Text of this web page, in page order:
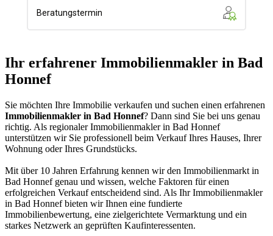
Ihr erfahrener Immobilien­makler in Bad
Honnef
Sie möchten Ihre Immobilie verkaufen und suchen einen erfahrenen
Immobilienmakler in Bad Honnef? Dann sind Sie bei uns genau
richtig. Als regionaler Immobilienmakler in Bad Honnef
unterstützen wir Sie professionell beim Verkauf Ihres Hauses, Ihrer
Wohnung oder Ihres Grundstücks.
Mit über 10 Jahren Erfahrung kennen wir den Immobilienmarkt in
Bad Honnef genau und wissen, welche Faktoren für einen
erfolgreichen Verkauf entscheidend sind. Als Ihr Immobilienmakler
in Bad Honnef bieten wir Ihnen eine fundierte
Immobilienbewertung, eine zielgerichtete Vermarktung und ein
starkes Netzwerk an geprüften Kaufinteressenten.